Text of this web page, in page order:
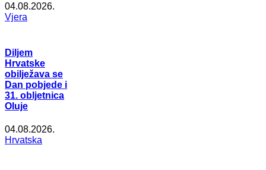
04.08.2026.
Vjera
Diljem
Hrvatske
obilježava se
Dan pobjede i
31. obljetnica
Oluje
04.08.2026.
Hrvatska